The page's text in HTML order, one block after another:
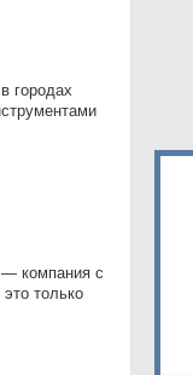
городах
— компания с
только